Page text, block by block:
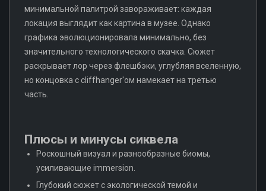
минимальной палитрой завораживает: каждая
локация выглядит как картина в музее. Однако
графика эволюционировала минимально, без
значительного технологического скачка. Сюжет
раскрывает лор через флешбэки, углубляя вселенную,
но концовка с cliffhanger'ом намекает на третью
часть.
Плюсы и минусы сиквела
Роскошный визуал и разнообразные биомы,
усиливающие immersion.
Глубокий сюжет с экологической темой и